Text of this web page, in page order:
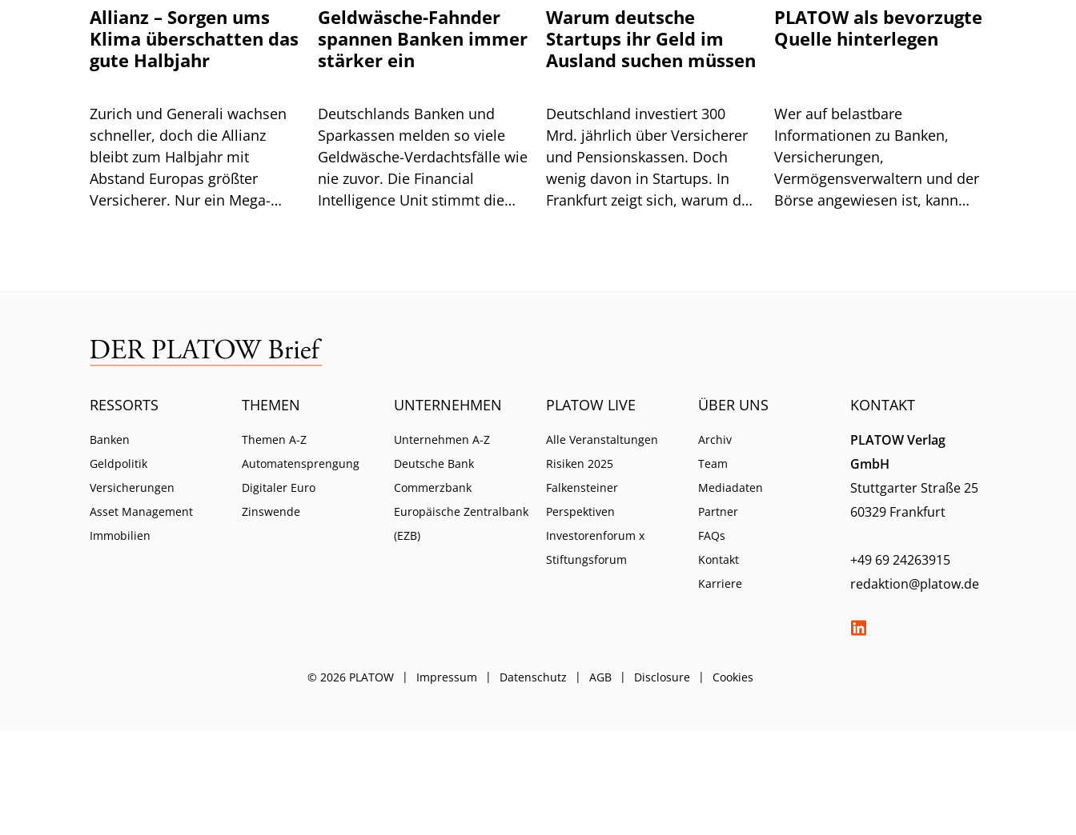
Allianz – Sorgen ums
Klima überschatten das
gute Halbjahr
Zurich und Generali wachsen
schneller, doch die Allianz
bleibt zum Halbjahr mit
Abstand Europas größter
Versicherer. Nur ein Mega-
Geldwäsche-Fahnder
spannen Banken immer
stärker ein
Deutschlands Banken und
Sparkassen melden so viele
Geldwäsche-Verdachtsfälle wie
nie zuvor. Die Financial
Intelligence Unit stimmt die
Warum deutsche
Startups ihr Geld im
Ausland suchen müssen
Deutschland investiert 300
Mrd. jährlich über Versicherer
und Pensionskassen. Doch
wenig davon in Startups. In
Frankfurt zeigt sich, warum das
PLATOW als bevorzugte
Quelle hinterlegen
Wer auf belastbare
Informationen zu Banken,
Versicherungen,
Vermögensverwaltern und der
Börse angewiesen ist, kann
RESSORTS
Banken
Geldpolitik
Versicherungen
Asset Management
Immobilien
THEMEN
Themen A-Z
Automatensprengung
Digitaler Euro
Zinswende
UNTERNEHMEN
Unternehmen A-Z
Deutsche Bank
Commerzbank
Europäische Zentralbank
(EZB)
PLATOW LIVE
Alle Veranstaltungen
Risiken 2025
Falkensteiner
Perspektiven
Investorenforum x
Stiftungsforum
ÜBER UNS
Archiv
Team
Mediadaten
Partner
FAQs
Kontakt
Karriere
KONTAKT
PLATOW Verlag
GmbH
Stuttgarter Straße 25
60329 Frankfurt
+49 69 24263915
redaktion@platow.de
© 2026 PLATOW Impressum Datenschutz AGB Disclosure Cookies